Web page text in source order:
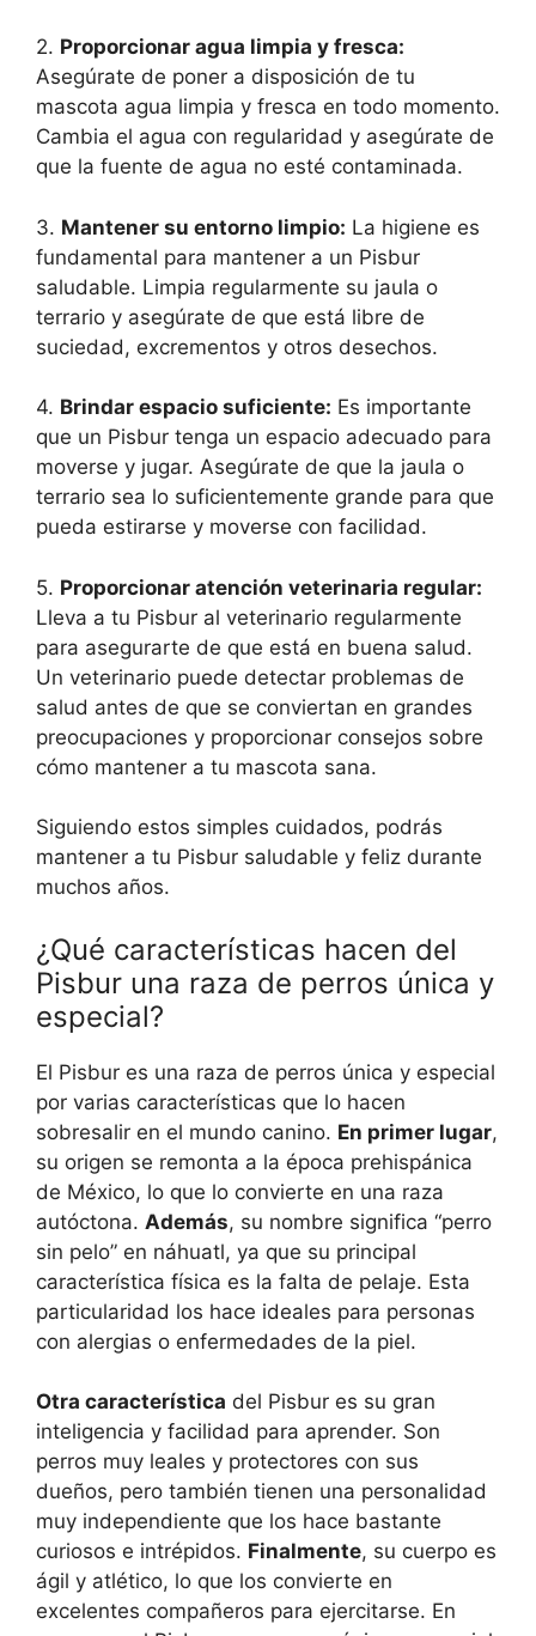
2. Proporcionar agua limpia y fresca:
Asegúrate de poner a disposición de tu
mascota agua limpia y fresca en todo momento.
Cambia el agua con regularidad y asegúrate de
que la fuente de agua no esté contaminada.
3. Mantener su entorno limpio: La higiene es
fundamental para mantener a un Pisbur
saludable. Limpia regularmente su jaula o
terrario y asegúrate de que está libre de
suciedad, excrementos y otros desechos.
4. Brindar espacio suficiente: Es importante
que un Pisbur tenga un espacio adecuado para
moverse y jugar. Asegúrate de que la jaula o
terrario sea lo suficientemente grande para que
pueda estirarse y moverse con facilidad.
5. Proporcionar atención veterinaria regular:
Lleva a tu Pisbur al veterinario regularmente
para asegurarte de que está en buena salud.
Un veterinario puede detectar problemas de
salud antes de que se conviertan en grandes
preocupaciones y proporcionar consejos sobre
cómo mantener a tu mascota sana.
Siguiendo estos simples cuidados, podrás
mantener a tu Pisbur saludable y feliz durante
muchos años.
¿Qué características hacen del
Pisbur una raza de perros única y
especial?
El Pisbur es una raza de perros única y especial
por varias características que lo hacen
sobresalir en el mundo canino. En primer lugar,
su origen se remonta a la época prehispánica
de México, lo que lo convierte en una raza
autóctona. Además, su nombre significa “perro
sin pelo” en náhuatl, ya que su principal
característica física es la falta de pelaje. Esta
particularidad los hace ideales para personas
con alergias o enfermedades de la piel.
Otra característica del Pisbur es su gran
inteligencia y facilidad para aprender. Son
perros muy leales y protectores con sus
dueños, pero también tienen una personalidad
muy independiente que los hace bastante
curiosos e intrépidos. Finalmente, su cuerpo es
ágil y atlético, lo que los convierte en
excelentes compañeros para ejercitarse. En